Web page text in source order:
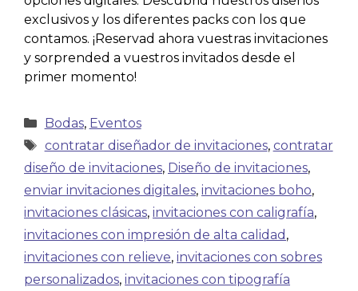
exclusivos y los diferentes packs con los que
contamos. ¡Reservad ahora vuestras invitaciones
y sorprended a vuestros invitados desde el
primer momento!
Bodas, Eventos
contratar diseñador de invitaciones, contratar
diseño de invitaciones, Diseño de invitaciones,
enviar invitaciones digitales, invitaciones boho,
invitaciones clásicas, invitaciones con caligrafía,
invitaciones con impresión de alta calidad ,
invitaciones con relieve, invitaciones con sobres
personalizados, invitaciones con tipografía